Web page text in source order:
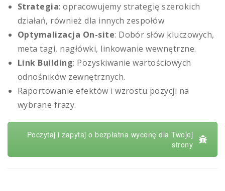
Strategia: opracowujemy strategię szerokich
działań, również dla innych zespołów
Optymalizacja On-site: Dobór słów kluczowych,
meta tagi, nagłówki, linkowanie wewnętrzne.
Link Building: Pozyskiwanie wartościowych
odnośników zewnętrznych.
Raportowanie efektów i wzrostu pozycji na
wybrane frazy.
Poczytaj i zapytaj o bezpłatna wycenę dla Twojej
strony